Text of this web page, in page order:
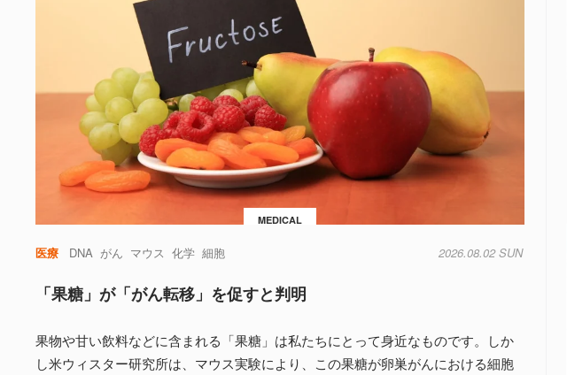
MEDICAL
医療 DNA がん マウス 化学 細胞 2026.08.02 SUN
「果糖」が「がん転移」を促すと判明
果物や甘い飲料などに含まれる「果糖」は私たちにとって身近なものです。しか
し米ウィスター研究所は、マウス実験により、この果糖が卵巣がんにおける細胞